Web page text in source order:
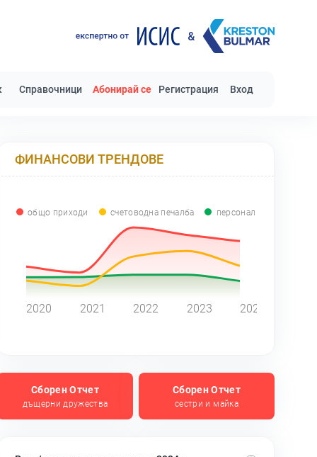
Справочници Абонирай се Регистрация Вход
ФИНАНСОВИ ТРЕНДОВЕ
общо приходи счетоводна печалба персонал
2020 2021 2022 2023 2024
Сборен Отчет
дъщерни дружества
Сборен Отчет
сестри и майка